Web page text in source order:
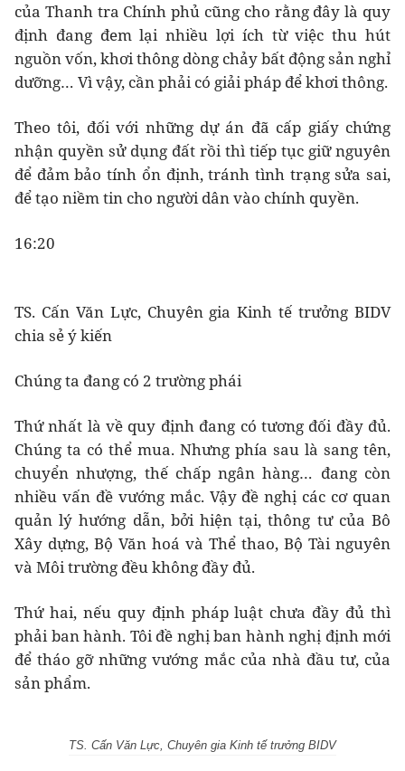
của Thanh tra Chính phủ cũng cho rằng đây là quy
định đang đem lại nhiều lợi ích từ việc thu hút
nguồn vốn, khơi thông dòng chảy bất động sản nghỉ
dưỡng… Vì vậy, cần phải có giải pháp để khơi thông.
Theo tôi, đối với những dự án đã cấp giấy chứng
nhận quyền sử dụng đất rồi thì tiếp tục giữ nguyên
để đảm bảo tính ổn định, tránh tình trạng sửa sai,
để tạo niềm tin cho người dân vào chính quyền.
16:20
TS. Cấn Văn Lực, Chuyên gia Kinh tế trưởng BIDV
chia sẻ ý kiến
Chúng ta đang có 2 trường phái
Thứ nhất là về quy định đang có tương đối đầy đủ.
Chúng ta có thể mua. Nhưng phía sau là sang tên,
chuyển nhượng, thế chấp ngân hàng… đang còn
nhiều vấn đề vướng mắc. Vậy đề nghị các cơ quan
quản lý hướng dẫn, bởi hiện tại, thông tư của Bô
Xây dựng, Bộ Văn hoá và Thể thao, Bộ Tài nguyên
và Môi trường đều không đầy đủ.
Thứ hai, nếu quy định pháp luật chưa đầy đủ thì
phải ban hành. Tôi đề nghị ban hành nghị định mới
để tháo gỡ những vướng mắc của nhà đầu tư, của
sản phẩm.
TS. Cấn Văn Lực, Chuyên gia Kinh tế trưởng BIDV